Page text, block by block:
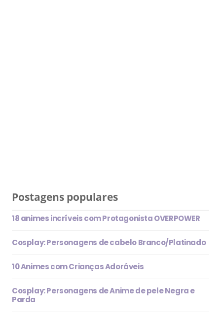
Postagens populares
18 animes incríveis com Protagonista OVERPOWER
Cosplay: Personagens de cabelo Branco/Platinado
10 Animes com Crianças Adoráveis
Cosplay: Personagens de Anime de pele Negra e
Parda